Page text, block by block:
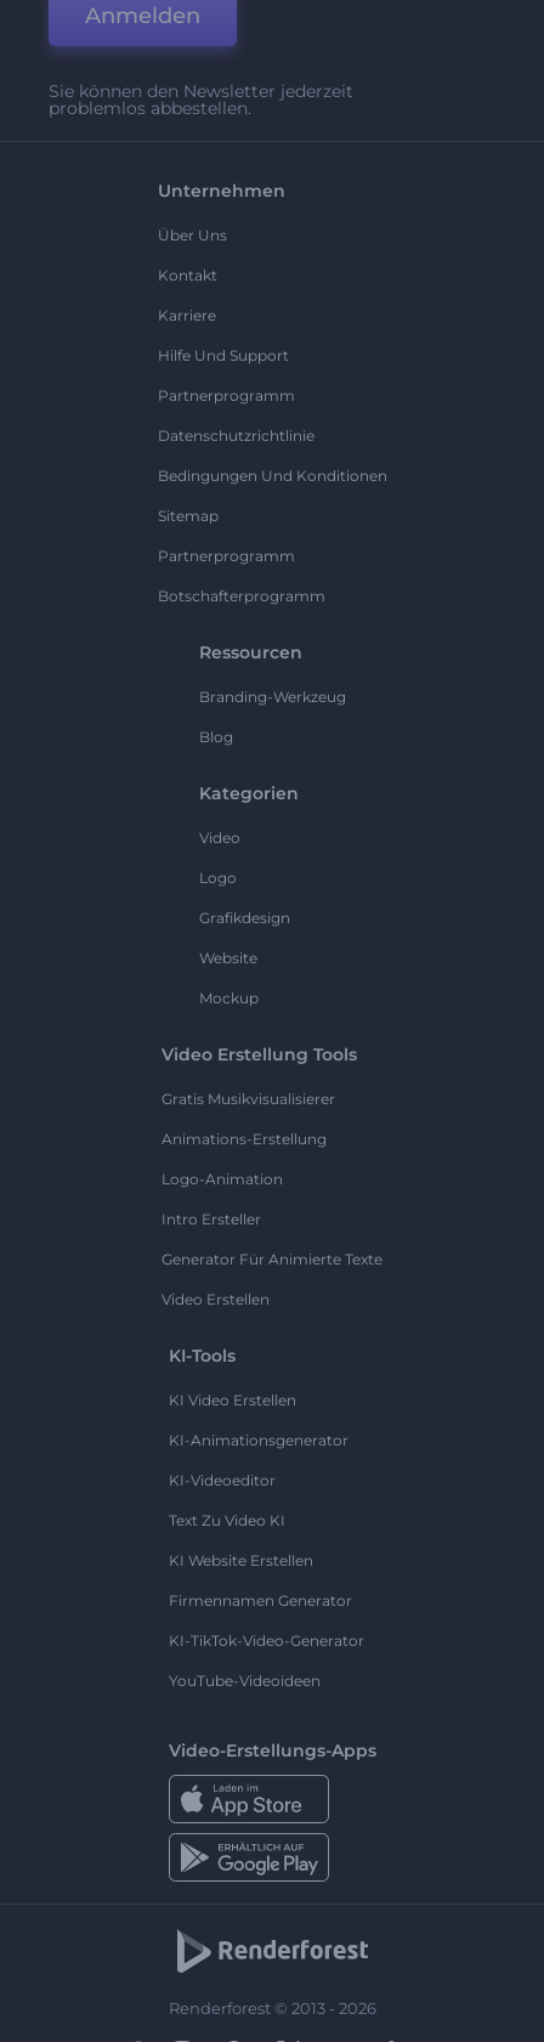
Anmelden
Sie können den Newsletter jederzeit
problemlos abbestellen.
Unternehmen
Über Uns
Kontakt
Karriere
Hilfe Und Support
Partnerprogramm
Datenschutzrichtlinie
Bedingungen Und Konditionen
Sitemap
Partnerprogramm
Botschafterprogramm
Ressourcen
Branding-Werkzeug
Blog
Kategorien
Video
Logo
Grafikdesign
Website
Mockup
Video Erstellung Tools
Gratis Musikvisualisierer
Animations-Erstellung
Logo-Animation
Intro Ersteller
Generator Für Animierte Texte
Video Erstellen
KI-Tools
KI Video Erstellen
KI-Animationsgenerator
KI-Videoeditor
Text Zu Video KI
KI Website Erstellen
Firmennamen Generator
KI-TikTok-Video-Generator
YouTube-Videoideen
Video-Erstellungs-Apps
Renderforest © 2013 - 2026